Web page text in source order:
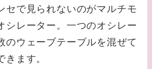
セで見られないのがマルチモ
シレーター。一つのオシレー
のウェーブテーブルを混ぜて
ます。